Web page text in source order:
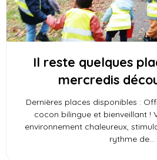
Il reste quelques
mercredis
Dernières places disponibles :
cocon bilingue et bienveillant !
environnement chaleureux,
rythme de